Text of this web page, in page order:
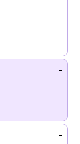
-
-